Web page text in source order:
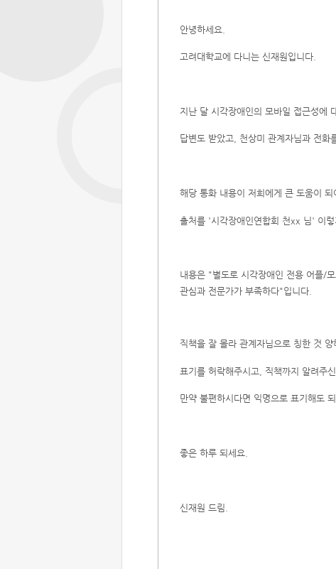
안녕하세요.
고려대학교에 다니는 신재원입니다.
지난 달 시각장애인의 모바일 접근성에
답변도 받았고, 천상미 관계자님과 전화
해당 통화 내용이 저희에게 큰 도움이 되
출처를 '시각장애인연합회 천xx 님' 이
내용은 "별도로 시각장애인 전용 어플/
관심과 전문가가 부족하다"입니다.
직책을 잘 몰라 관계자님으로 칭한 것 양
표기를 허락해주시고, 직책까지 알려주
만약 불편하시다면 익명으로 표기해도
좋은 하루 되세요.
신재원 드림.